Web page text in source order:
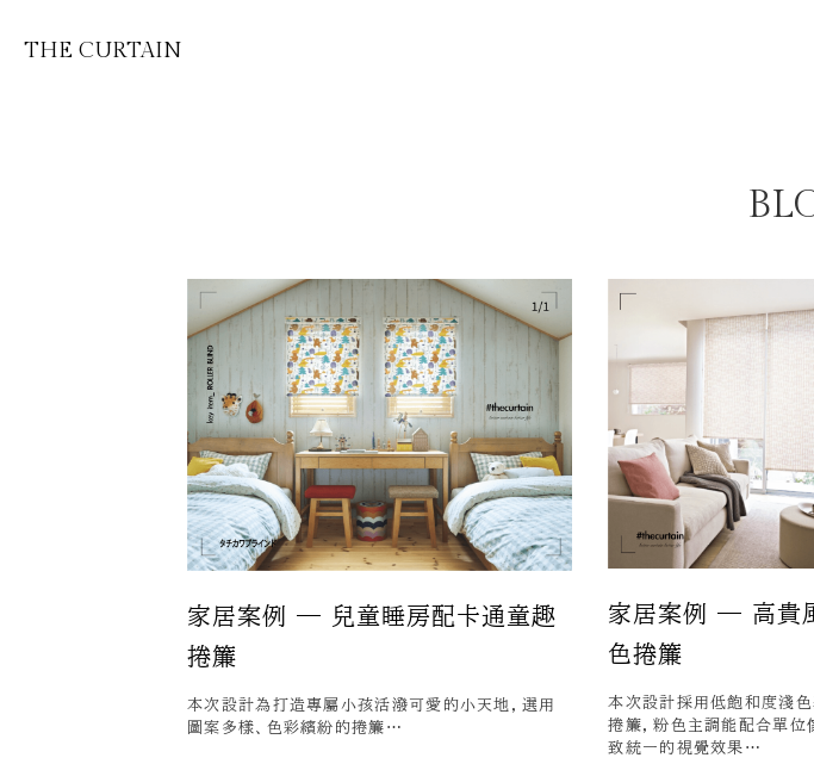
THE CURTAIN
家居案例 — 兒童睡房配卡通童趣
捲簾
本次設計為打造專屬小孩活潑可愛的小天地，選用
圖案多樣、色彩繽紛的捲簾…
家居案例 — 高貴
色捲簾
本次設計採用低飽和度淺
捲簾，粉色主調能配合單位
致統一的視覺效果…